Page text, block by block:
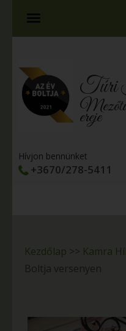
Túri
ereje
Hívjon bennünket
+3670/278-5411
Kezdőlap >> Kamra
Boltja versenyen